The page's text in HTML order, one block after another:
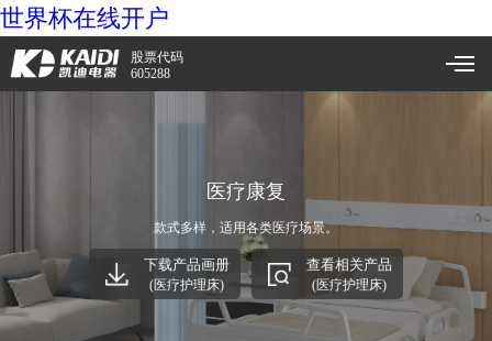
世界杯在线开户
股票代码
605288
医疗康复
款式多样，适用各类医疗场景。
下载产品画册
(医疗护理床)
查看相关产品
(医疗护理床)